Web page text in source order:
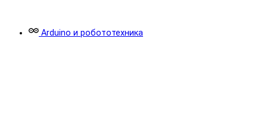
Arduino и робототехника